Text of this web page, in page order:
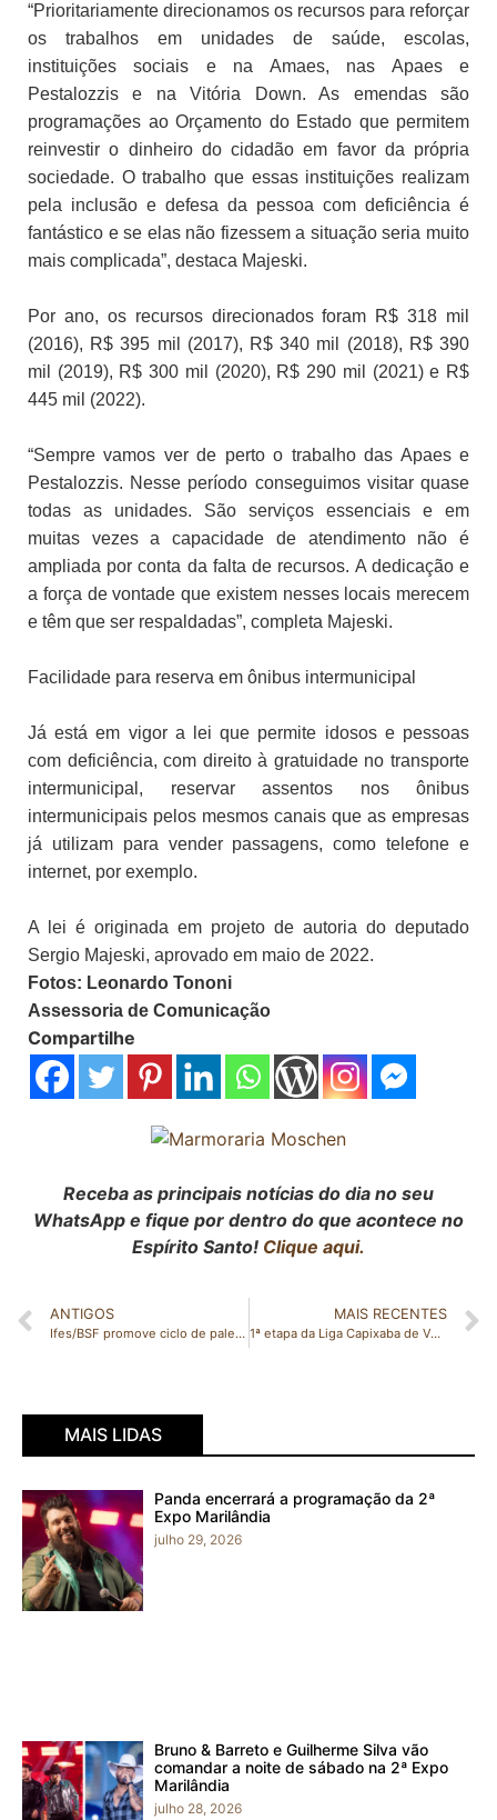
“Prioritariamente direcionamos os recursos para reforçar
os trabalhos em unidades de saúde, escolas,
instituições sociais e na Amaes, nas Apaes e
Pestalozzis e na Vitória Down. As emendas são
programações ao Orçamento do Estado que permitem
reinvestir o dinheiro do cidadão em favor da própria
sociedade. O trabalho que essas instituições realizam
pela inclusão e defesa da pessoa com deficiência é
fantástico e se elas não fizessem a situação seria muito
mais complicada”, destaca Majeski.
Por ano, os recursos direcionados foram R$ 318 mil
(2016), R$ 395 mil (2017), R$ 340 mil (2018), R$ 390
mil (2019), R$ 300 mil (2020), R$ 290 mil (2021) e R$
445 mil (2022).
“Sempre vamos ver de perto o trabalho das Apaes e
Pestalozzis. Nesse período conseguimos visitar quase
todas as unidades. São serviços essenciais e em
muitas vezes a capacidade de atendimento não é
ampliada por conta da falta de recursos. A dedicação e
a força de vontade que existem nesses locais merecem
e têm que ser respaldadas”, completa Majeski.
Facilidade para reserva em ônibus intermunicipal
Já está em vigor a lei que permite idosos e pessoas
com deficiência, com direito à gratuidade no transporte
intermunicipal, reservar assentos nos ônibus
intermunicipais pelos mesmos canais que as empresas
já utilizam para vender passagens, como telefone e
internet, por exemplo.
A lei é originada em projeto de autoria do deputado
Sergio Majeski, aprovado em maio de 2022.
Fotos: Leonardo Tononi
Assessoria de Comunicação
Compartilhe
Receba as principais notícias do dia no seu
WhatsApp e fique por dentro do que acontece no
Espírito Santo! Clique aqui.
ANTIGOS
Ifes/BSF promove ciclo de palestras sobre empreendedorismo em parceria com o Sebrae
MAIS RECENTES
1ª etapa da Liga Capixaba de Vôlei será no próximo domingo (28) no ginásio do Shell
MAIS LIDAS
Panda encerrará a programação da 2ª
Expo Marilândia
julho 29, 2026
Bruno & Barreto e Guilherme Silva vão
comandar a noite de sábado na 2ª Expo
Marilândia
julho 28, 2026